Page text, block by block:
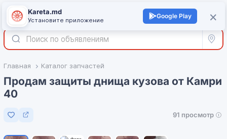
Войти +
Все
Главная Каталог запчастей
Продам защиты днища кузова от Камри
40
Добавить в избранное
91 просмотр
×
Kareta.md
Установите приложение
Google Play